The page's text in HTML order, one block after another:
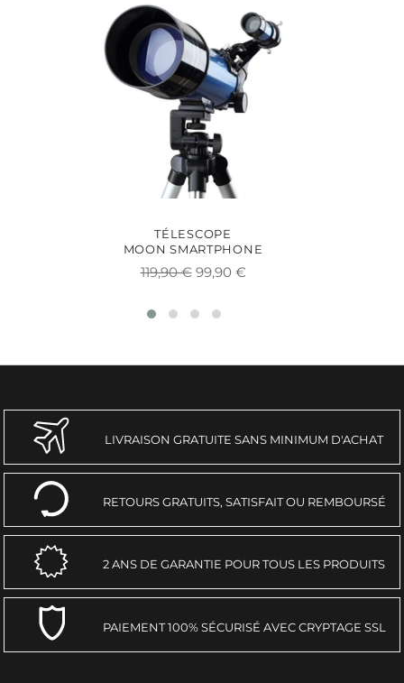
TÉLESCOPE
MOON SMARTPHONE
Prix
119,90 € Prix
99,90 €
LIVRAISON GRATUITE SANS MINIMUM D'ACHAT
RETOURS GRATUITS, SATISFAIT OU REMBOURSÉ
2 ANS DE GARANTIE POUR TOUS LES PRODUITS
PAIEMENT 100% SÉCURISÉ AVEC CRYPTAGE SSL